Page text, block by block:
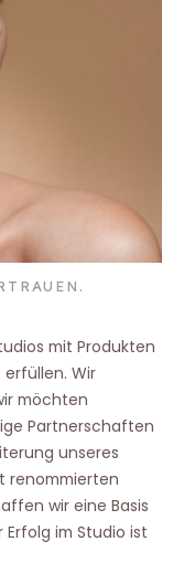
mit Produkten
Wir
möchten
Partnerschaften
unseres
renommierten
wir eine Basis
Erfolg im Studio ist